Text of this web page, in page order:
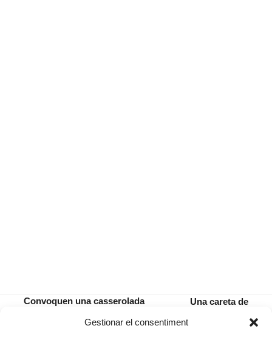
Gestionar el consentiment
Convoquen una casserolada
next
Una careta de